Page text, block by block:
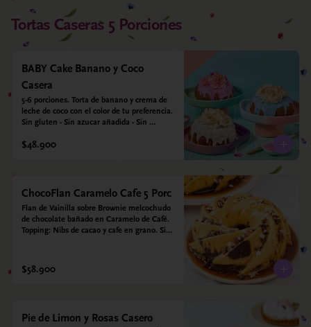
Tortas Caseras 5 Porciones
BABY Cake Banano y Coco
Casera
5-6 porciones. Torta de banano y crema de
leche de coco con el color de tu preferencia.
Sin gluten - Sin azucar añadida - Sin
Lacteos
$48.900
ChocoFlan Caramelo Cafe 5 Porc
Flan de Vainilla sobre Brownie melcochudo
de chocolate bañado en Caramelo de Café.
Topping: Nibs de cacao y cafe en grano. Sin
$58.900
Pie de Limon y Rosas Casero